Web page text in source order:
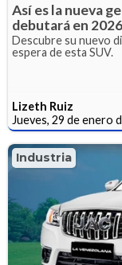
Así es la nueva
debutará en 2026
Descubre su nuevo
espera de esta SUV.
Lizeth Ruiz
Jueves, 29 de enero
Industria